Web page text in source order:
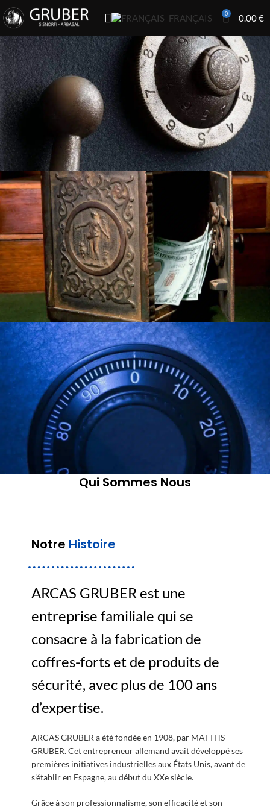
FRANÇAIS 0 0.00€
Qui Sommes Nous
Notre Histoire
ARCAS GRUBER est une
entreprise familiale qui se
consacre à la fabrication de
coffres-forts et de produits de
sécurité, avec plus de 100 ans
d’expertise.
ARCAS GRUBER a été fondée en 1908, par MATTHS
GRUBER. Cet entrepreneur allemand avait développé ses
premières initiatives industrielles aux États Unis, avant de
s’établir en Espagne, au début du XXe siècle.
Grâce à son professionnalisme, son efficacité et son